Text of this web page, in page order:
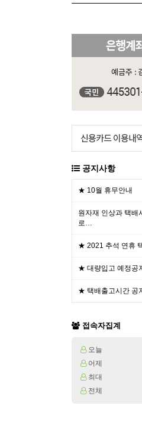
공지사항
★ 10월 휴무안내
원자재 인상과 택배
로…
★ 2021 추석 연휴
★ 대량입고 예정공
★ 택배출고시간 공
접속자집계
오늘
어제
최대
전체